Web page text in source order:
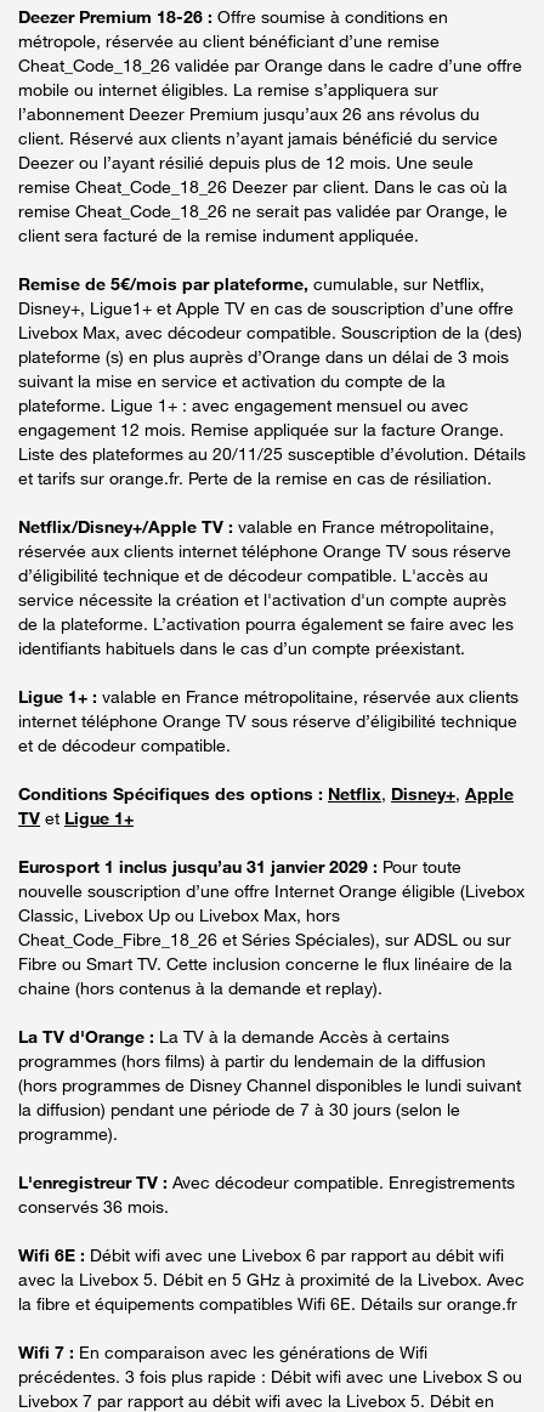
Deezer Premium 18-26 : Offre soumise à conditions en
métropole, réservée au client bénéficiant d’une remise
Cheat_Code_18_26 validée par Orange dans le cadre d’une offre
mobile ou internet éligibles. La remise s’appliquera sur
l’abonnement Deezer Premium jusqu’aux 26 ans révolus du
client. Réservé aux clients n’ayant jamais bénéficié du service
Deezer ou l’ayant résilié depuis plus de 12 mois. Une seule
remise Cheat_Code_18_26 Deezer par client. Dans le cas où la
remise Cheat_Code_18_26 ne serait pas validée par Orange, le
client sera facturé de la remise indument appliquée.
Remise de 5€/mois par plateforme, cumulable, sur Netflix,
Disney+, Ligue1+ et Apple TV en cas de souscription d’une offre
Livebox Max, avec décodeur compatible. Souscription de la (des)
plateforme (s) en plus auprès d’Orange dans un délai de 3 mois
suivant la mise en service et activation du compte de la
plateforme. Ligue 1+ : avec engagement mensuel ou avec
engagement 12 mois. Remise appliquée sur la facture Orange.
Liste des plateformes au 20/11/25 susceptible d’évolution. Détails
et tarifs sur orange.fr. Perte de la remise en cas de résiliation.
Netflix/Disney+/Apple TV : valable en France métropolitaine,
réservée aux clients internet téléphone Orange TV sous réserve
d’éligibilité technique et de décodeur compatible. L'accès au
service nécessite la création et l'activation d'un compte auprès
de la plateforme. L’activation pourra également se faire avec les
identifiants habituels dans le cas d’un compte préexistant.
Ligue 1+ : valable en France métropolitaine, réservée aux clients
internet téléphone Orange TV sous réserve d’éligibilité technique
et de décodeur compatible.
Conditions Spécifiques des options : Netflix, Disney+, Apple
TV et Ligue 1+
Eurosport 1 inclus jusqu’au 31 janvier 2029 : Pour toute
nouvelle souscription d’une offre Internet Orange éligible (Livebox
Classic, Livebox Up ou Livebox Max, hors
Cheat_Code_Fibre_18_26 et Séries Spéciales), sur ADSL ou sur
Fibre ou Smart TV. Cette inclusion concerne le flux linéaire de la
chaine (hors contenus à la demande et replay).
La TV d'Orange : La TV à la demande Accès à certains
programmes (hors films) à partir du lendemain de la diffusion
(hors programmes de Disney Channel disponibles le lundi suivant
la diffusion) pendant une période de 7 à 30 jours (selon le
programme).
L'enregistreur TV : Avec décodeur compatible. Enregistrements
conservés 36 mois.
Wifi 6E : Débit wifi avec une Livebox 6 par rapport au débit wifi
avec la Livebox 5. Débit en 5 GHz à proximité de la Livebox. Avec
la fibre et équipements compatibles Wifi 6E. Détails sur orange.fr
Wifi 7 : En comparaison avec les générations de Wifi
précédentes. 3 fois plus rapide : Débit wifi avec une Livebox S ou
Livebox 7 par rapport au débit wifi avec la Livebox 5. Débit en